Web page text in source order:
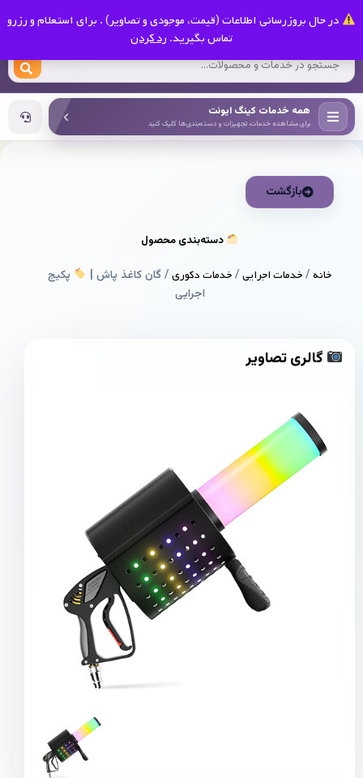
در حال بروزرسانی اطلاعات (قیمت، موجودی و تصاویر) . برای استعلام و رزرو
تماس بگیرید. رد کردن
کینگ ایونت
همه خدمات کینگ ایونت
برای مشاهده خدمات، تجهیزات و دسته‌بندی‌ها کلیک کنید
بازگشت
دسته‌بندی محصول
خانه/خدمات اجرایی/خدمات دکوری/ گان کاغذ پاش |
پکیج
اجرایی
گالری تصاویر